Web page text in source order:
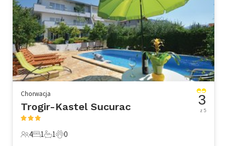
Chorwacja
Trogir-Kastel Sucurac
4 Goście
4
1 Sypialnia
1
1 Łazienka
1
0 Zwierzęta domowe
0
3
z 5